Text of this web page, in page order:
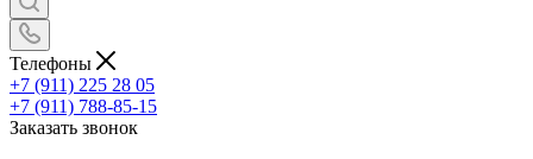
Телефоны
+7 (911) 225 28 05
+7 (911) 788-85-15
Заказать звонок